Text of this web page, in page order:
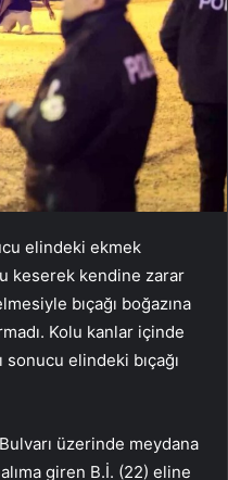
elindeki ekmek
keserek kendine zarar
bıçağı boğazına
Kolu kanlar içinde
sonucu elindeki bıçağı
üzerinde meydana
giren B.İ. (22) eline